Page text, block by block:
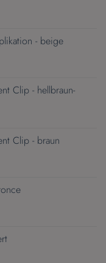
- beige
Clip - hellbraun-
Clip - braun